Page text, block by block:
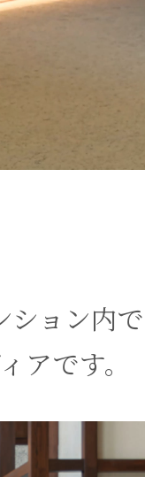
ション内で
アです。